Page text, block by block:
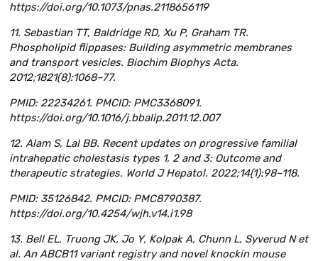
https://doi.org/10.1073/pnas.2118656119
11. Sebastian TT, Baldridge RD, Xu P, Graham TR.
Phospholipid flippases: Building asymmetric membranes
and transport vesicles. Biochim Biophys Acta.
2012;1821(8):1068–77.
PMID: 22234261. PMCID: PMC3368091.
https://doi.org/10.1016/j.bbalip.2011.12.007
12. Alam S, Lal BB. Recent updates on progressive familial
intrahepatic cholestasis types 1, 2 and 3: Outcome and
therapeutic strategies. World J Hepatol. 2022;14(1):98–118.
PMID: 35126842. PMCID: PMC8790387.
https://doi.org/10.4254/wjh.v14.i1.98
13. Bell EL, Truong JK, Jo Y, Kolpak A, Chunn L, Syverud N et
al. An ABCB11 variant registry and novel knockin mouse